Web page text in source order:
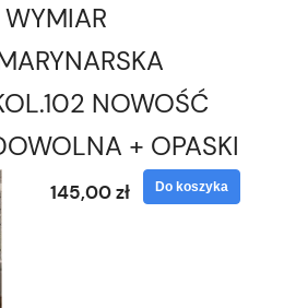
NOWOŚĆ
+ OPASKI
145,00 zł Do koszyka